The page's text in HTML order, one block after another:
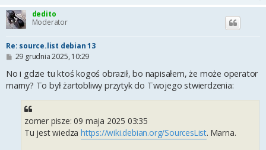
dedito
Moderator
Re: source.list debian 13
P
s
29 grudnia 2025, 10:29
No i gdzie tu ktoś kogoś obraził, bo napisałem, że może operator
marny? To był żartobliwy przytyk do Twojego stwierdzenia:
zomer pisze: 09 maja 2025 03:35
Tu jest wiedza https://wiki.debian.org/SourcesList. Marna.